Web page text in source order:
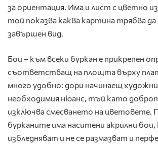
за ориентация. Има и лист с цветно
той показва каква картина трябва да
завършен вид.
Бои – към всеки буркан е прикрепен
съответстващ на площта върху
много удобно: дори начинаещ
необходимия нюанс, тъй като
изключва смесването на цветовете.
бурканите има наситени акрилни
избледняват и не се размазват и